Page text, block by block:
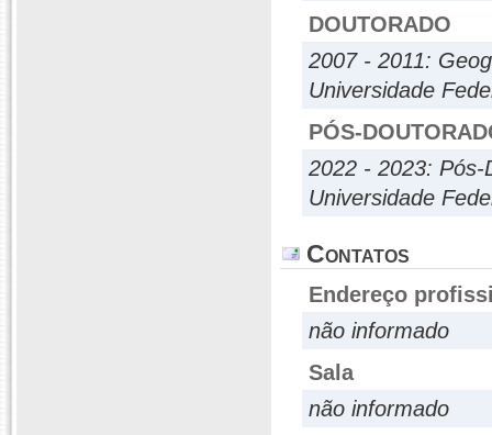
DOUTORADO
2007 - 2011:
Universidade
PÓS-
2022 - 2023: Pós-
Universidade
Contatos
Endereço
não informado
Sala
não informado